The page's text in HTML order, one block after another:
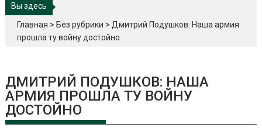
Вы здесь
Главная > Без рубрики > Дмитрий Подушков: Наша армия
прошла ту войну достойно
ДМИТРИЙ ПОДУШКОВ: НАША
АРМИЯ ПРОШЛА ТУ ВОЙНУ
ДОСТОЙНО